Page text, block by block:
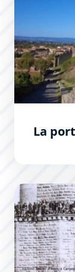
La
Théâtre de